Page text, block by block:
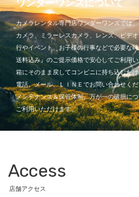
ワンダーワンズについて
カメラレンタル専門店ワンダーワンズでは
カメラ、ミラーレスカメラ、レンズ、ビデ
行やイベント、お子様の行事などで必要な
送料込み』のご提示価格で安心してご利用
箱にそのまま戻してコンビニに持ち込むだ
電話、メール、ＬＩＮＥでお問い合わせく
メンテナンス＆保管体制。万が一の破損に
ご利用いただけます。
Access
店舗アクセス